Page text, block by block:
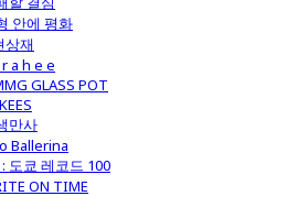
안에 평화
상재
r a h e e
GLASS POT
만사
Ballerina
도쿄 레코드 100
ON TIME